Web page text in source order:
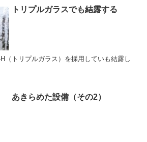
トリプルガラスでも結露する
（トリプルガラス）を採用していも結露し
あきらめた設備（その2）